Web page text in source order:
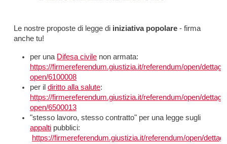
Le nostre proposte di legge di iniziativa popolare - firma
anche tu!
per una Difesa civile non armata:
https://firmereferendum.giustizia.it/referendum/open/
open/6100008
per il diritto alla salute:
https://firmereferendum.giustizia.it/referendum/open/
open/6500013
"stesso lavoro, stesso contratto" per una legge sugli
appalti pubblici:
https://firmereferendum.giustizia.it/referendum/open/